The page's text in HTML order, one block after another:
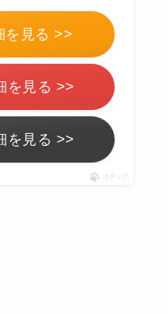
を見る >>
を見る >>
を見る >>
ポチップ